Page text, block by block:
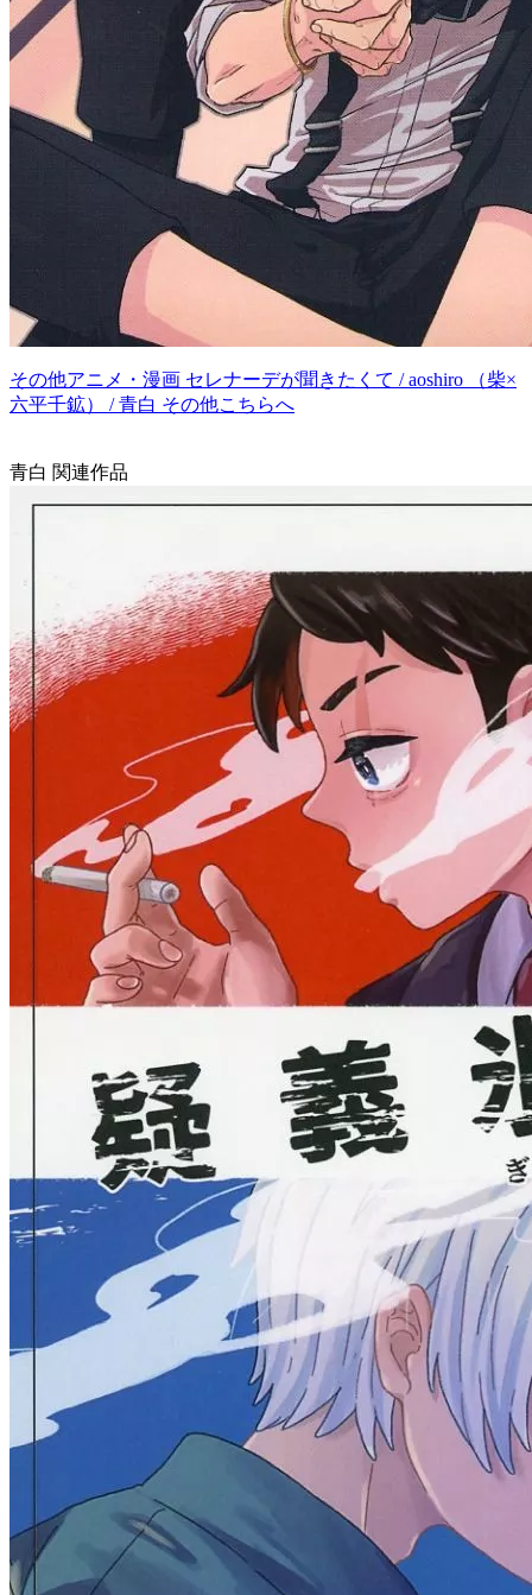
その他アニメ・漫画 セレナーデが聞きたくて / aoshiro （柴×
六平千鉱） / 青白 その他こちらへ
青白 関連作品